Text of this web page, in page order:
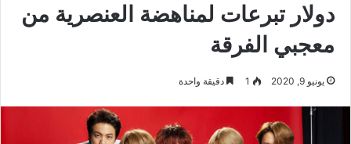
دولار تبرعات لمناهضة العنصرية من
معجبي الفرقة
يونيو 9, 2020 1 دقيقة واحدة